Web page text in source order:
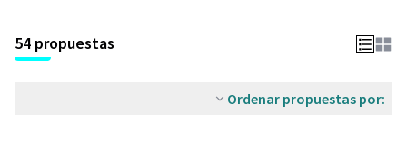
54 propuestas
Ordenar propuestas por: